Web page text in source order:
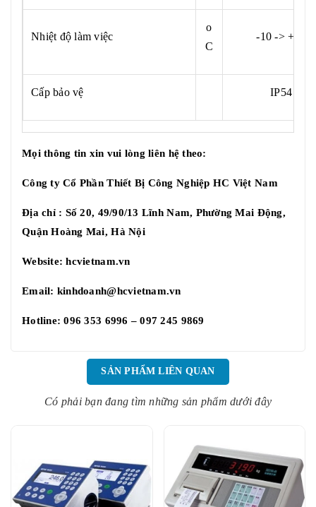
Nhiệt độ làm việc
o
C
-10 -> +40
Cấp bảo vệ IP54
Mọi thông tin xin vui lòng liên hệ theo:
Công ty Cổ Phần Thiết Bị Công Nghiệp HC Việt Nam
Địa chỉ : Số 20, 49/90/13 Lĩnh Nam, Phường Mai Động,
Quận Hoàng Mai, Hà Nội
Website:hcvietnam.vn
Email: kinhdoanh@hcvietnam.vn
Hotline: 096 353 6996 – 097 245 9869
SẢN PHẨM LIÊN QUAN
Có phải bạn đang tìm những sản phẩm dưới đây